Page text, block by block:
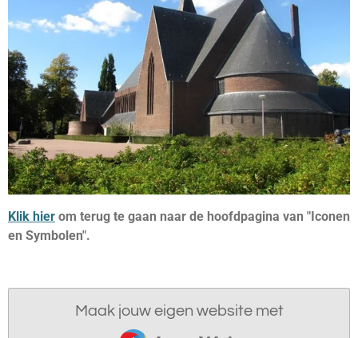
Klik hier om terug te gaan naar de hoofdpagina van "Iconen
en Symbolen".
Maak jouw eigen website met
JouwWeb